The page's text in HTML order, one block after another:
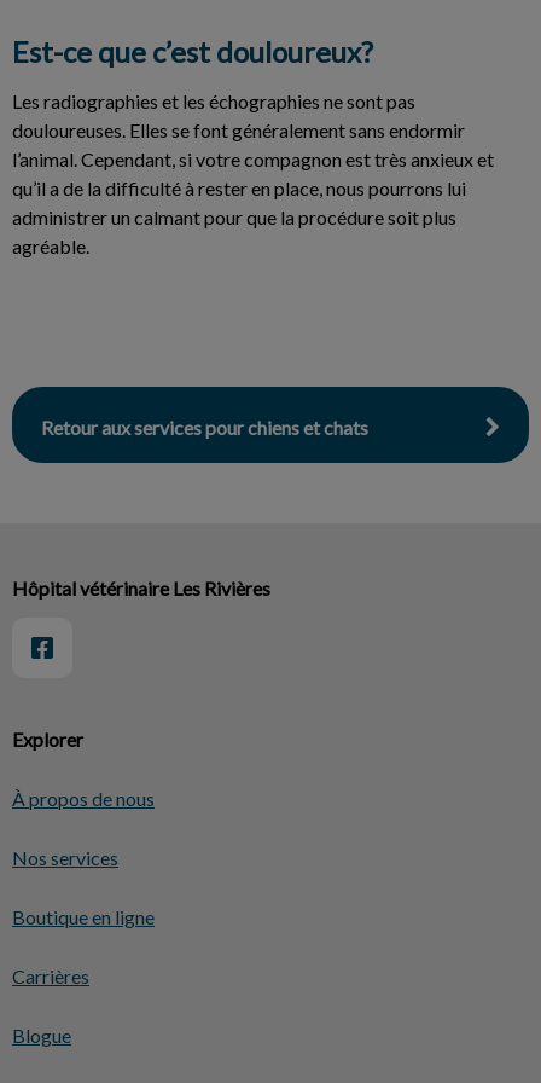
Est-ce que c’est douloureux?
Les radiographies et les échographies ne sont pas
douloureuses. Elles se font généralement sans endormir
l’animal. Cependant, si votre compagnon est très anxieux et
qu’il a de la difficulté à rester en place, nous pourrons lui
administrer un calmant pour que la procédure soit plus
agréable.
Retour aux services pour chiens et chats
Explorer
À propos de nous
Nos services
Boutique en ligne
Carrières
Blogue
Hôpital vétérinaire Les Rivières